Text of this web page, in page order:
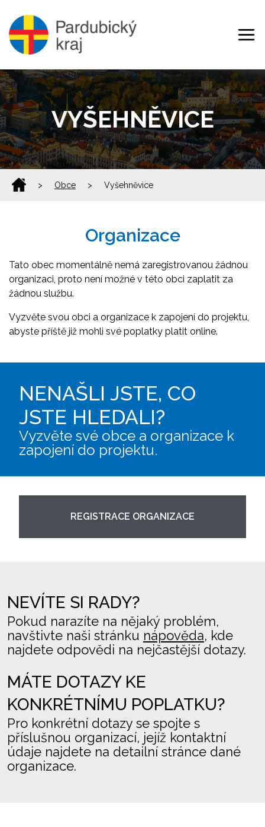
VYŠEHNĚVICE
> Obce > Vyšehněvice
Organizace
Tato obec momentálně nemá zaregistrovanou žádnou
organizaci, proto není možné v této obci zaplatit za
žádnou službu.
Vyzvěte svou obci a organizace k zapojení do projektu,
abyste příště již mohli své poplatky platit online.
NENAŠLI JSTE, CO
JSTE HLEDALI?
Vyzvěte své obce a organizace k
zapojení do projektu.
REGISTRACE ORGANIZACE
NEVÍTE SI RADY?
Pokud narazíte na nějaký problém,
navštivte naši stránku nápověda, kde
najdete odpovědi na nejčastější dotazy.
MÁTE DOTAZY KE
KONKRÉTNÍMU POPLATKU?
Pro konkrétní dotazy se spojte s
příslušnou organizací, jejíž kontaktní
údaje najdete na detailní stránce dané
organizace.